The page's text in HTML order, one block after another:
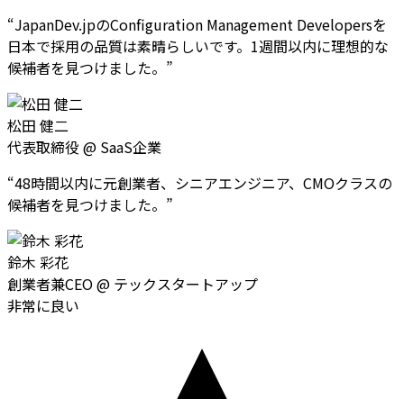
“JapanDev.jpのConfiguration Management Developersを
日本で採用の品質は素晴らしいです。1週間以内に理想的な
候補者を見つけました。 ”
松田 健二
代表取締役 @ SaaS企業
“48時間以内に元創業者、シニアエンジニア、CMOクラスの
候補者を見つけました。 ”
鈴木 彩花
創業者兼CEO@ テックスタートアップ
非常に良い